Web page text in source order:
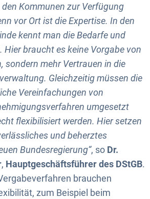
Kommunen zur Verfügung
vor Ort ist die Expertise. In den
kennt man die Bedarfe und
Hier braucht es keine Vorgabe von
sondern mehr Vertrauen in die
Gleichzeitig müssen die
Vereinfachungen von
umgesetzt
flexibilisiert werden. Hier setzen
und beherztes
Bundesregierung“, so Dr.
, Hauptgeschäftsführer des DStGB.
brauchen
zum Beispiel beim